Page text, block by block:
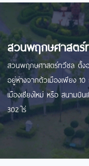
สวนพฤกษศาสตร์
สวนพฤกษศาสตร์ทวีชล ตั้งอ
อยู่ห่างจากตัวเมืองเพียง 10
เมืองเชียงใหม่ หรือ สนามบิ
302 ไร่